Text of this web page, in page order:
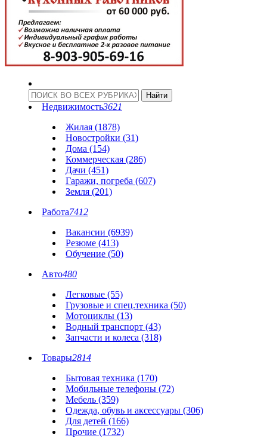
Недвижимость3621
Жилая (1878)
Новостройки (31)
Дома (154)
Коммерческая (286)
Дачи (451)
Гаражи, погреба (607)
Земля (201)
Работа7412
Вакансии (6939)
Резюме (413)
Обучение (50)
Авто480
Легковые (55)
Грузовые и спец.техника (50)
Мотоциклы (13)
Водный транспорт (43)
Запчасти и колеса (318)
Товары2814
Бытовая техника (170)
Мобильные телефоны (72)
Мебель (359)
Одежда, обувь и аксессуары (306)
Для детей (166)
Прочие (1732)